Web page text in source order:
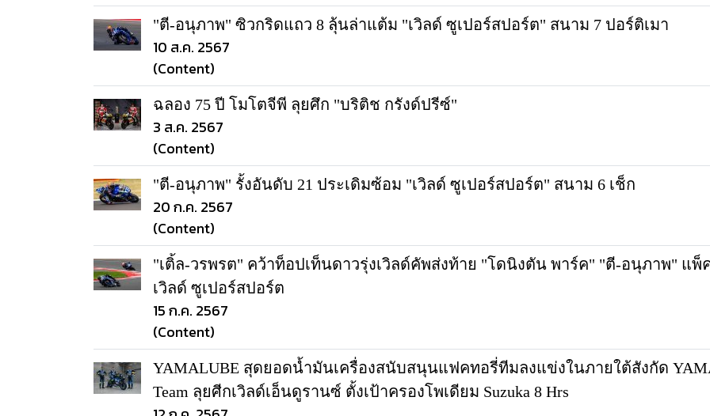
"ตี-อนุภาพ" ซิวกริดแถว 8 ลุ้นล่าแต้ม "เวิลด์ ซูเปอร์สปอร์ต" สนาม 7 ปอร์ติเมา
10 ส.ค. 2567
(Content)
ฉลอง 75 ปี โมโตจีพี ลุยศึก "บริติช กรังด์ปรีซ์"
3 ส.ค. 2567
(Content)
"ตี-อนุภาพ" รั้งอันดับ 21 ประเดิมซ้อม "เวิลด์ ซูเปอร์สปอร์ต" สนาม 6 เช็ก
20 ก.ค. 2567
(Content)
"เติ้ล-วรพรต" คว้าท็อปเท็นดาวรุ่งเวิลด์คัพส่งท้าย "โดนิงตัน พาร์ค" "ตี-อนุภาพ" แพ็
เวิลด์ ซูเปอร์สปอร์ต
15 ก.ค. 2567
(Content)
YAMALUBE สุดยอดน้ำมันเครื่องสนับสนุนแฟคทอรี่ทีมลงแข่งในภายใต้สังกัด
Team ลุยศีกเวิลด์เอ็นดูรานซ์ ตั้งเป้าครองโพเดียม Suzuka 8 Hrs